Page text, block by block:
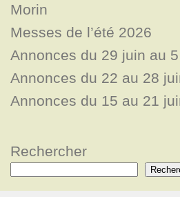
Morin
Messes de l’été 2026
Annonces du 29 juin au
Annonces du 22 au 28
Annonces du 15 au 21
Rechercher